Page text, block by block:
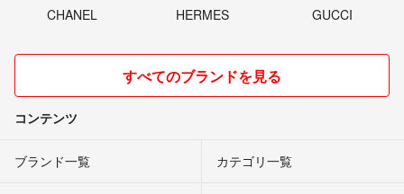
CHANEL HERMES GUCCI
すべてのブランドを見る
コンテンツ
ブランド一覧 カテゴリ一覧